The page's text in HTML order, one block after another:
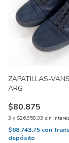
ZAPATILLAS-
ARG
$80.875
3 x $26.958,33 sin interés
$68.743,75 con
depósito